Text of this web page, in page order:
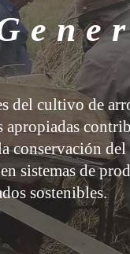
del cultivo de
apropiadas
conservación
sistemas de
sostenibles.